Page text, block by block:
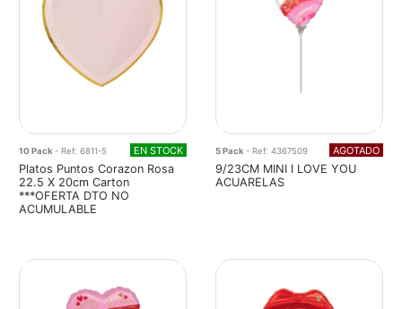
10 Pack - Ref: 6811-5 EN STOCK
Platos Puntos Corazon Rosa
22.5 X 20cm Carton
***OFERTA DTO NO
ACUMULABLE
5 Pack - Ref: 4367509 AGOTADO
9/23CM MINI I LOVE YOU
ACUARELAS